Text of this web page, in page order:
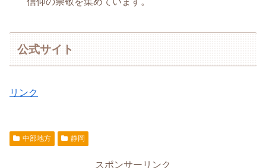
公式サイト
リンク
中部地方 静岡
スポンサーリンク